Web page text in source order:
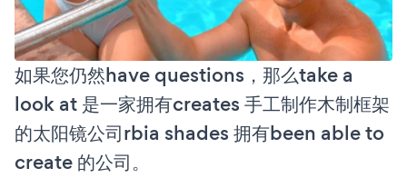
如果您仍然have questions，那么take a
look at 是一家拥有creates 手工制作木制框架
的太阳镜公司rbia shades 拥有been able to
create 的公司。